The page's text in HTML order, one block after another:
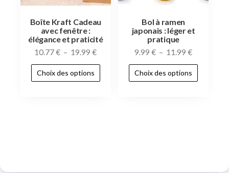
Boîte Kraft Cadeau
avec fenêtre :
élégance et praticité
10.77€ – 19.99€
Choix des options
Bol à ramen
japonais : léger et
pratique
9.99€ – 11.99€
Choix des options